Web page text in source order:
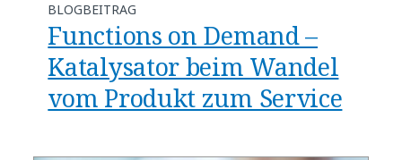
BLOGBEITRAG
Functions on Demand –
Katalysator beim Wandel
vom Produkt zum Service